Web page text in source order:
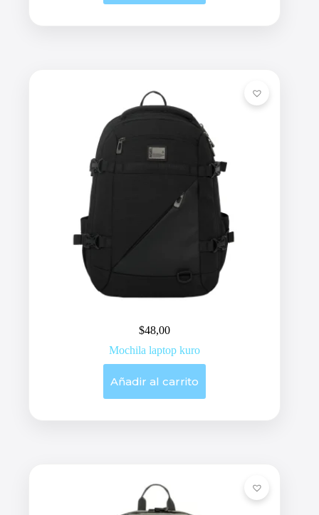
$48,00
Mochila laptop kuro
Añadir al carrito